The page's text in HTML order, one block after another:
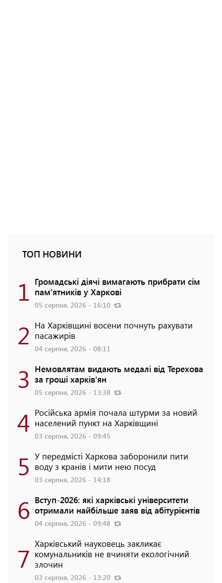
ТОП НОВИНИ
1 Громадські діячі вимагають прибрати сім
пам'ятників у Харкові
05 серпня, 2026 - 16:10
2 На Харківщині восени почнуть рахувати
пасажирів
04 серпня, 2026 - 08:11
3 Немовлятам видають медалі від Терехова
за гроші харків'ян
05 серпня, 2026 - 13:38
4 Російська армія почала штурми за новий
населений пункт на Харківщині
03 серпня, 2026 - 09:45
5 У передмісті Харкова заборонили пити
воду з кранів і мити нею посуд
03 серпня, 2026 - 14:18
6 Вступ-2026: які харківські університети
отримали найбільше заяв від абітурієнтів
04 серпня, 2026 - 09:48
7 Харківський науковець закликає
комунальників не вчиняти екологічний
злочин
03 серпня, 2026 - 13:20